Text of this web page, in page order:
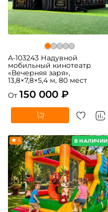
A-103243 Надувной
мобильный кинотеатр
«Вечерняя заря»,
13,8×7,8×5,4 м, 80 мест
От 150 000 ₽
В НАЛИЧИИ
5